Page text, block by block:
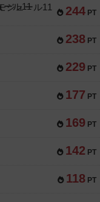
244 PT
ジュール11
238 PT
229 PT
177 PT
169 PT
142 PT
118 PT